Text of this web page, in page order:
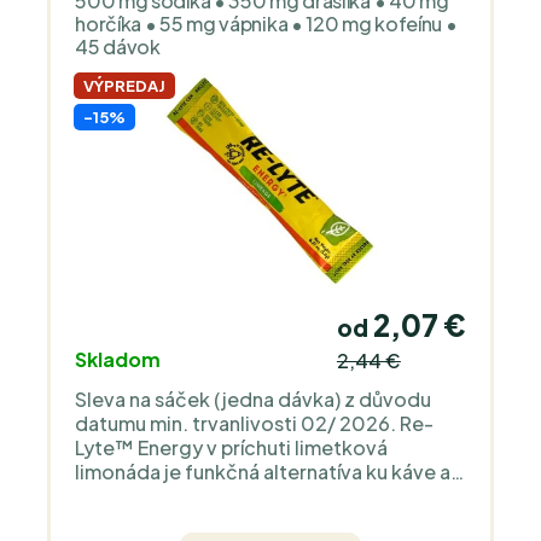
horčíka • 55 mg vápnika • 120 mg kofeínu •
45 dávok
VÝPREDAJ
-15%
Skladom
od 2,07 €
2,44 €
Sleva na sáček (jedna dávka) z důvodu
datumu min. trvanlivosti 02/ 2026. Re-
Lyte™ Energy v príchuti limetková
limonáda je funkčná alternatíva ku káve a